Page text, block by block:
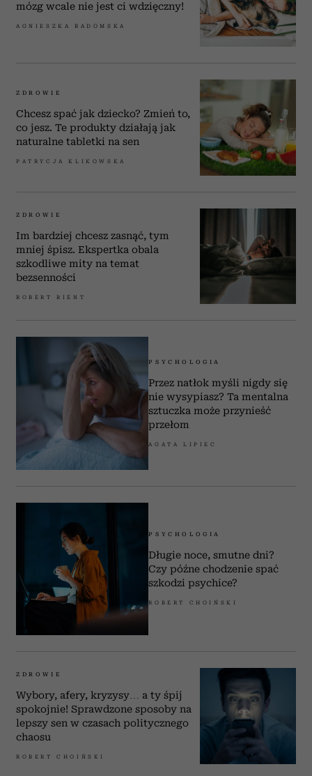
mózg wcale nie jest ci wdzięczny!
AGNIESZKA RADOMSKA
ZDROWIE
Chcesz spać jak dziecko? Zmień to,
co jesz. Te produkty działają jak
naturalne tabletki na sen
PATRYCJA KLIKOWSKA
ZDROWIE
Im bardziej chcesz zasnąć, tym
mniej śpisz. Ekspertka obala
szkodliwe mity na temat
bezsenności
ROBERT RIENT
PSYCHOLOGIA
Przez natłok myśli nigdy się
nie wysypiasz? Ta mentalna
sztuczka może przynieść
przełom
AGATA LIPIEC
PSYCHOLOGIA
Długie noce, smutne dni?
Czy późne chodzenie spać
szkodzi psychice?
ROBERT CHOIŃSKI
ZDROWIE
Wybory, afery, kryzysy… a ty śpij
spokojnie! Sprawdzone sposoby na
lepszy sen w czasach politycznego
chaosu
ROBERT CHOIŃSKI